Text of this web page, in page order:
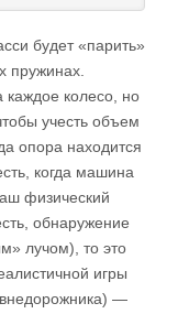
будет «парить»
пружинах.
каждое колесо, но
учесть объем
опора находится
когда машина
физический
обнаружение
лучом), то это
игры
—